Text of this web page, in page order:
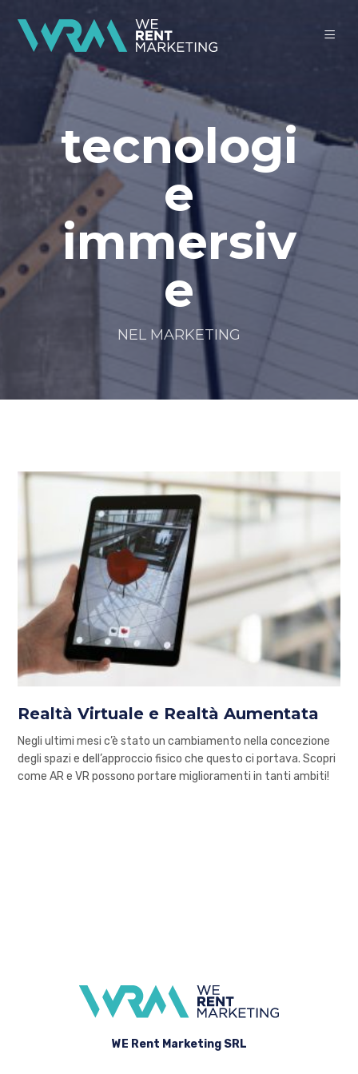
tecnologi
e
immersiv
e
NEL MARKETING
Realtà Virtuale e Realtà Aumentata
Negli ultimi mesi c’è stato un cambiamento nella concezione
degli spazi e dell’approccio fisico che questo ci portava. Scopri
come AR e VR possono portare miglioramenti in tanti ambiti!
WE Rent Marketing SRL